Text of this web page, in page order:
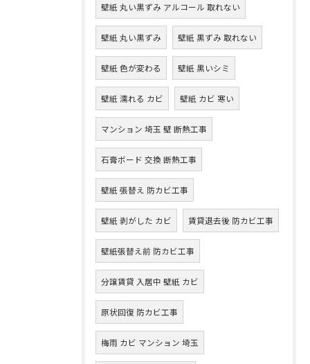
壁紙 丸い黒ずみ アルコール 取れない
壁紙 丸い黒ずみ 壁紙 黒ずみ 取れない
壁紙 色が変わる 壁紙 黒いシミ
壁紙 濡れる カビ 壁紙 カビ 寒い
マンション 埼玉 壁 断熱工事
石膏ボード 交換 断熱工事
壁紙 張替え 防カビ工事
壁紙 剥がした カビ 賃貸退去後 防カビ工事
壁紙張替え前 防カビ工事
分譲賃貸 入居中 壁紙 カビ
原状回復 防カビ工事
梅雨 カビ マンション 埼玉